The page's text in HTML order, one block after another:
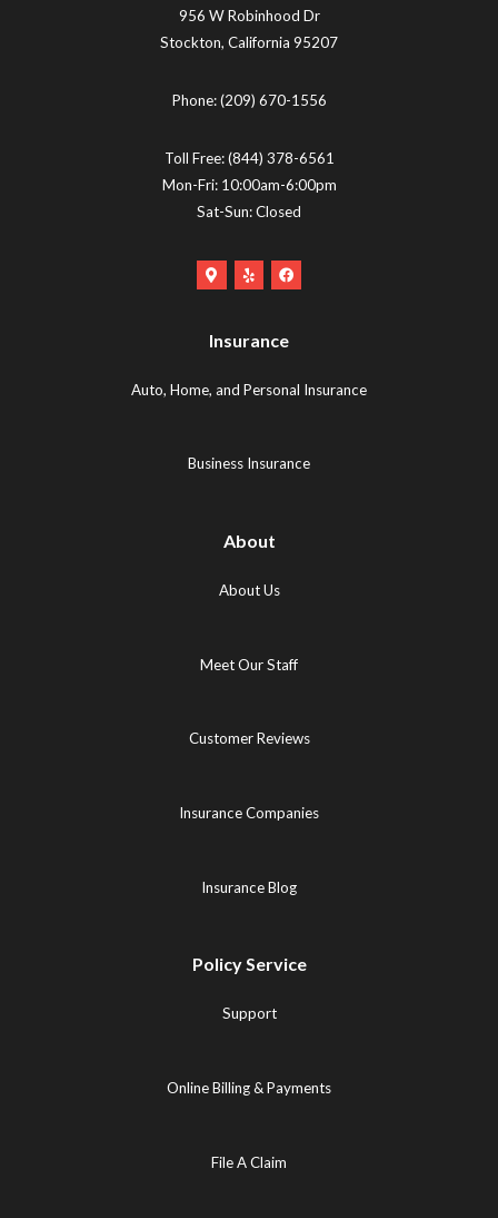
956 W Robinhood Dr
Stockton, California 95207
Phone:(209) 670-1556
Toll Free:(844) 378-6561
Mon-Fri: 10:00am-6:00pm
Sat-Sun: Closed
Google
Logo
in
Yelp
new
Facebook
new
Insurance
Auto, Home, and Personal Insurance
Business Insurance
About
About Us
Meet Our Staff
Customer Reviews
Insurance Companies
Insurance Blog
Policy Service
Support
Online Billing & Payments
File A Claim